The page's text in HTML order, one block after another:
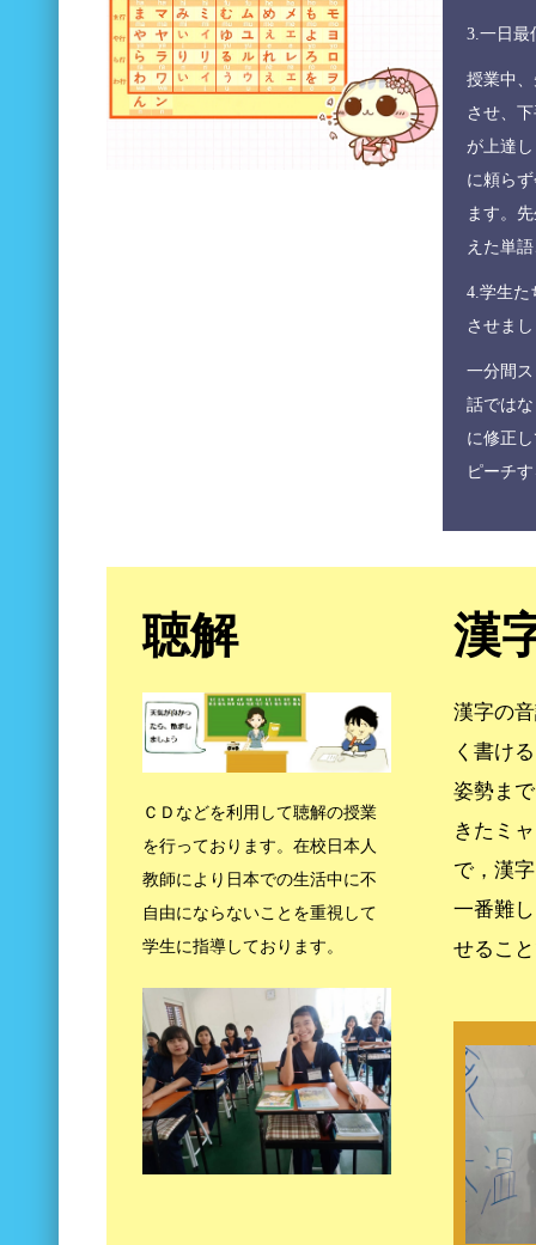
3.一日最
授業中
させ、
が上達
に頼ら
ます。
えた単
4.学生た
させま
一分間
話では
に修正
ピーチ
聴解
ＣＤなどを利用して聴解の授業
を行っております。在校日本人
教師により日本での生活中に不
自由にならないことを重視して
学生に指導しております。
漢
漢字の
く書け
姿勢ま
きたミ
で，漢
一番難
せるこ